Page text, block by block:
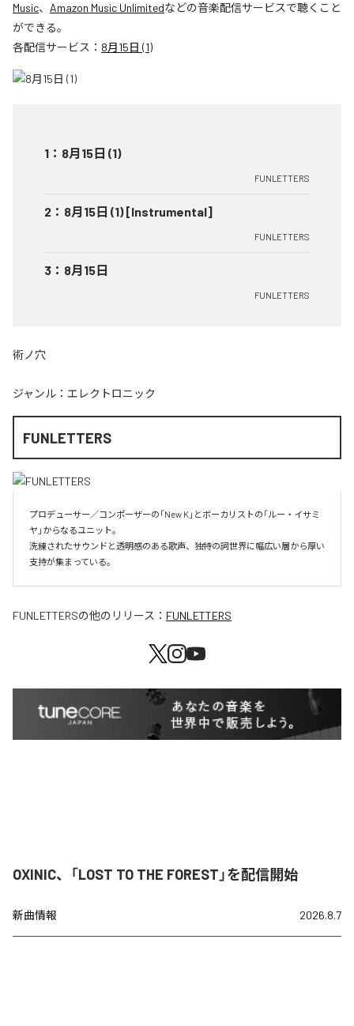
Music、 Amazon Music Unlimitedなどの音楽配信サービスで聴くこと
ができる。
各配信サービス： 8月15日 (1)
1 ： 8月15日 (1)
FUNLETTERS
2 ： 8月15日 (1) [Instrumental]
FUNLETTERS
3 ： 8月15日
FUNLETTERS
術ノ穴
ジャンル： エレクトロニック
FUNLETTERS
プロデューサー／コンポーザーの「New K」とボーカリストの「ルー・イサミ
ヤ」からなるユニット。
洗練されたサウンドと透明感のある歌声、独特の詞世界に幅広い層から厚い
支持が集まっている。
FUNLETTERSの他のリリース： FUNLETTERS
OXINIC、「LOST TO THE FOREST」を配信開始
新曲情報 2026.8.7